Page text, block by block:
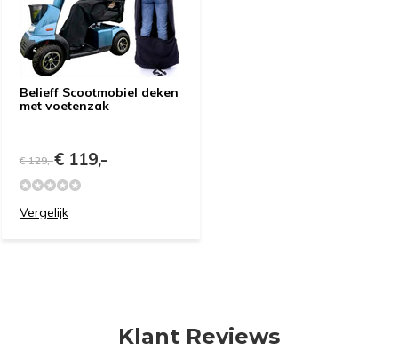
Belieff Scootmobiel deken
met voetenzak
€ 129,-€ 119,-
Vergelijk
Klant Reviews
Proefrit aan huis
Gratis slaapadvies aan huis
Uitproberen in de
winkel